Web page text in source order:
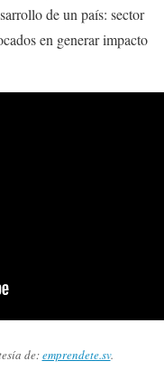
de un país: sector
en generar impacto
de:emprendete.sv.